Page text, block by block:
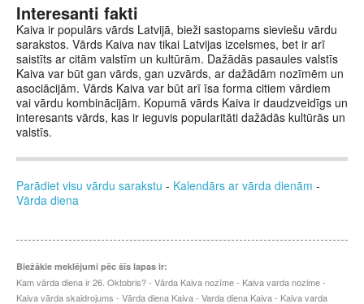
Interesanti fakti
Kaiva ir populārs vārds Latvijā, bieži sastopams sieviešu vārdu
sarakstos. Vārds Kaiva nav tikai Latvijas izcelsmes, bet ir arī
saistīts ar citām valstīm un kultūrām. Dažādās pasaules valstīs
Kaiva var būt gan vārds, gan uzvārds, ar dažādām nozīmēm un
asociācijām. Vārds Kaiva var būt arī īsa forma citiem vārdiem
vai vārdu kombinācijām. Kopumā vārds Kaiva ir daudzveidīgs un
interesants vārds, kas ir ieguvis popularitāti dažādās kultūrās un
valstīs.
Parādiet visu vārdu sarakstu - Kalendārs ar vārda dienām -
Vārda diena
Biežākie meklējumi pēc šīs lapas ir:
Kam vārda diena ir 26. Oktobris? - Vārda Kaiva nozīme - Kaiva varda nozime -
Kaiva vārda skaidrojums - Vārda diena Kaiva - Varda diena Kaiva - Kaiva varda